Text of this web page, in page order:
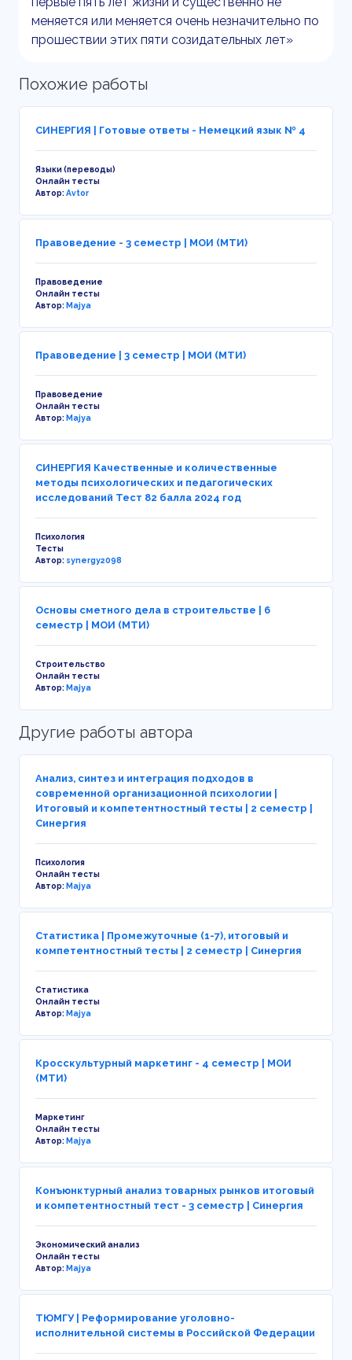
меняется или меняется очень незначительно по
прошествии этих пяти созидательных лет»
Похожие работы
СИНЕРГИЯ | Готовые ответы - Немецкий язык № 4
Языки (переводы)
Онлайн тесты
Автор:Avtor
Правоведение - 3 семестр | МОИ (МТИ)
Правоведение
Онлайн тесты
Автор:Majya
Правоведение | 3 семестр | МОИ (МТИ)
Правоведение
Онлайн тесты
Автор:Majya
СИНЕРГИЯ Качественные и количественные
методы психологических и педагогических
исследований Тест 82 балла 2024 год
Психология
Тесты
Автор:synergy2098
Основы сметного дела в строительстве | 6
семестр | МОИ (МТИ)
Строительство
Онлайн тесты
Автор:Majya
Другие работы автора
Анализ, синтез и интеграция подходов в
современной организационной психологии |
Итоговый и компетентностный тесты | 2 семестр |
Синергия
Психология
Онлайн тесты
Автор:Majya
Статистика | Промежуточные (1-7), итоговый и
компетентностный тесты | 2 семестр | Синергия
Статистика
Онлайн тесты
Автор:Majya
Кросскультурный маркетинг - 4 семестр | МОИ
(МТИ)
Маркетинг
Онлайн тесты
Автор:Majya
Конъюнктурный анализ товарных рынков итоговый
и компетентностный тест - 3 семестр | Синергия
Экономический анализ
Онлайн тесты
Автор:Majya
ТЮМГУ | Реформирование уголовно-
исполнительной системы в Российской Федерации